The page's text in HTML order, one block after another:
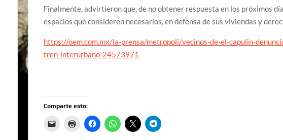
Finalmente, advirtieron que, de no obtener respuesta en los próximos
espacios que consideren necesarios, en defensa de sus viviendas y
https://oem.com.mx/la-prensa/metropoli/vecinos-de-el-capulin-
tren-interurbano-24573971
Comparte esto: